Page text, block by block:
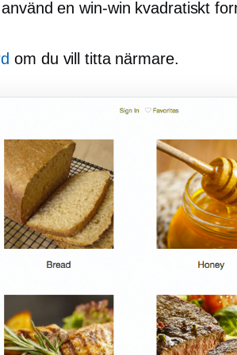
enwin-win kvadratiskt
om du vill titta närmare.